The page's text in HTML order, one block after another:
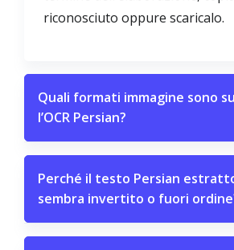
riconosciuto oppure scaricalo.
Quali formati immagine sono
l’OCR Persian?
Perché il testo Persian
sembra invertito o fuori